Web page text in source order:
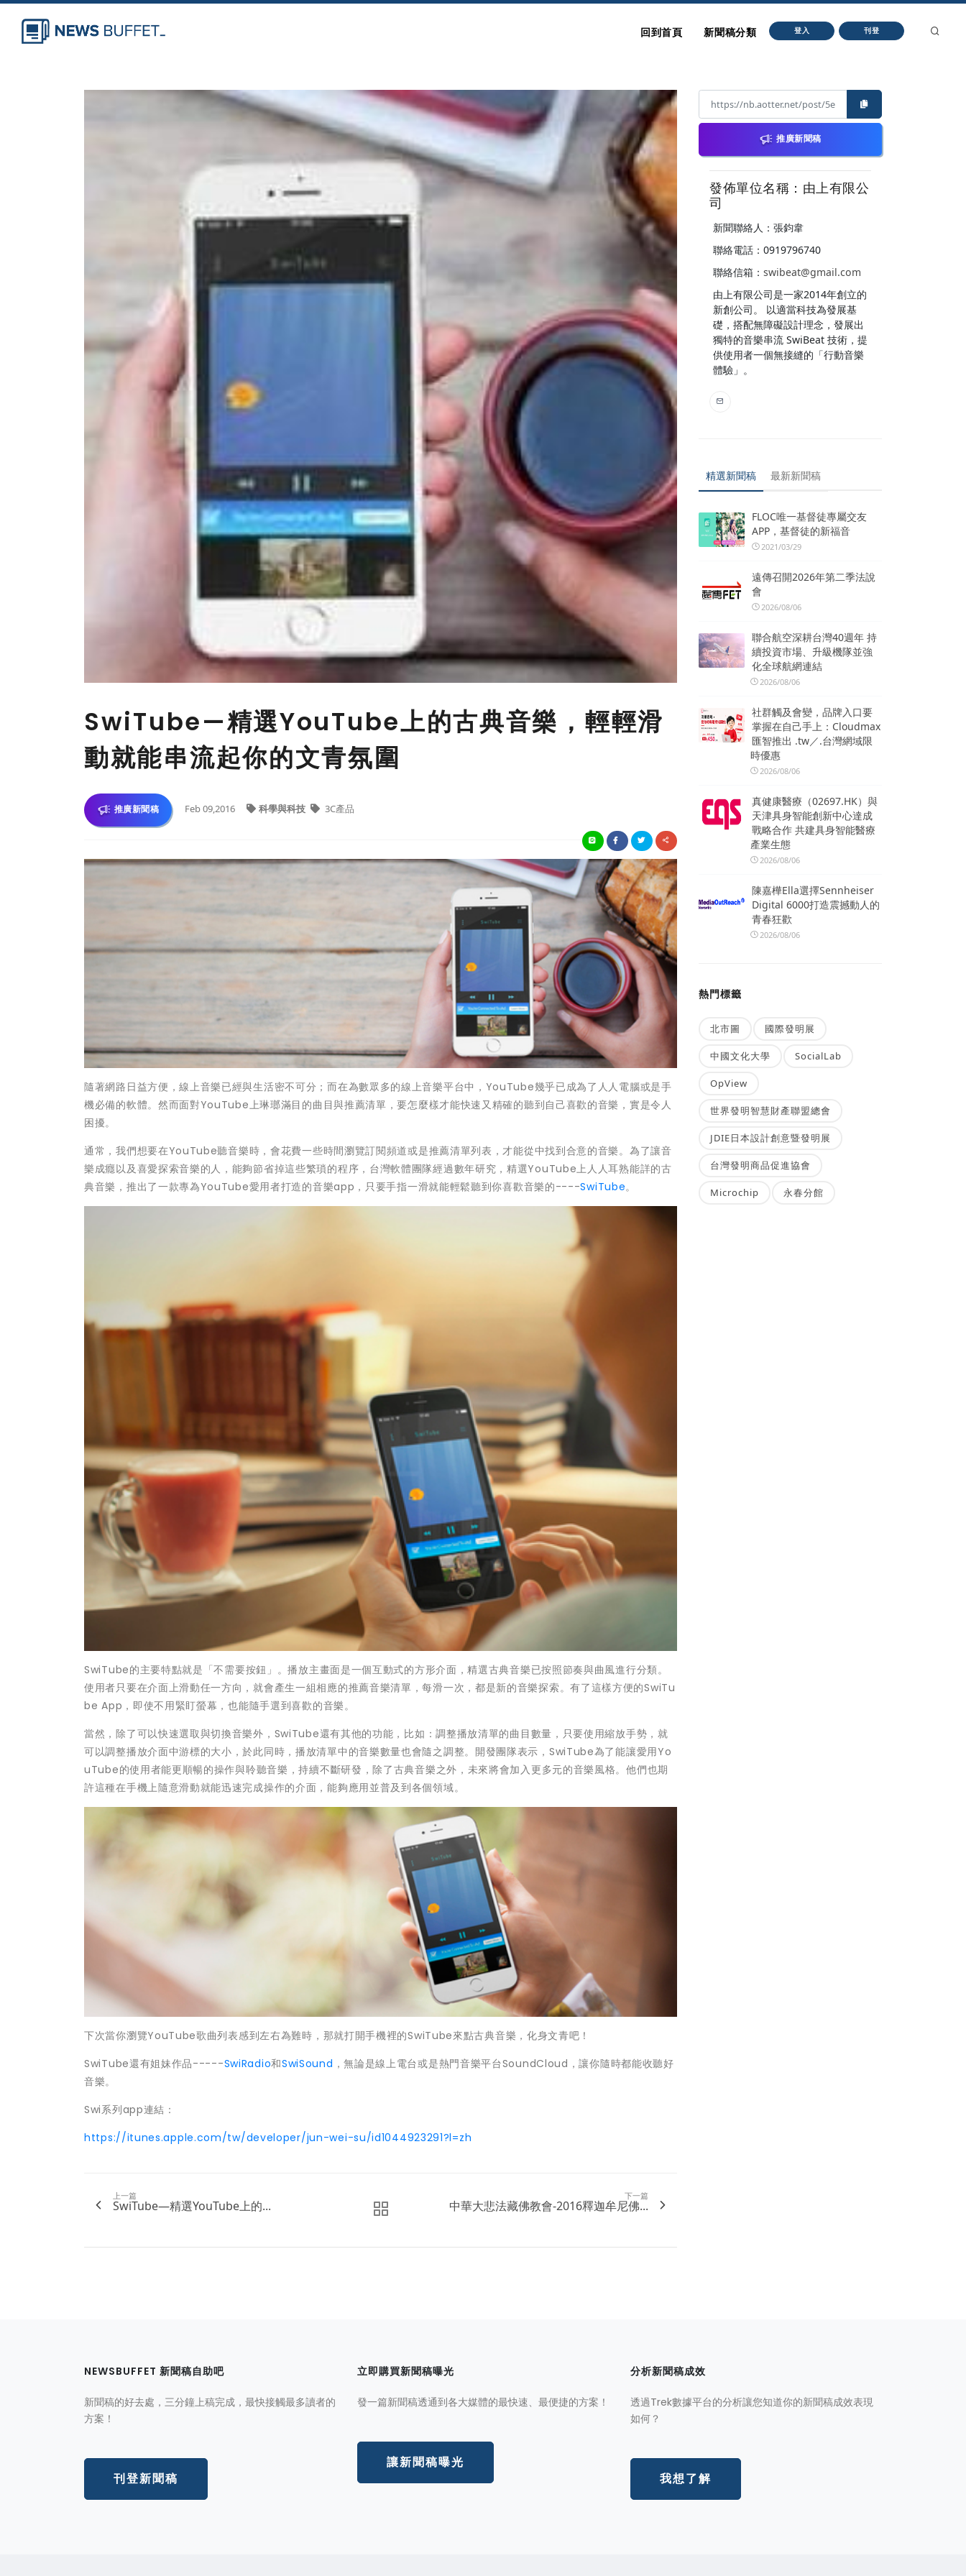
回到首頁 新聞稿分類 登入 刊登
SwiTube—精選YouTube上的古典音樂，輕輕滑
動就能串流起你的文青氛圍
推廣新聞稿 Feb 09,2016 科學與科技 3C產品
隨著網路日益方便，線上音樂已經與生活密不可分；而在為數眾多的線上音樂平台中，YouTube幾乎已成為了人人電腦或是手
機必備的軟體。然而面對YouTube上琳瑯滿目的曲目與推薦清單，要怎麼樣才能快速又精確的聽到自己喜歡的音樂，實是令人
困擾。
通常，我們想要在YouTube聽音樂時，會花費一些時間瀏覽訂閱頻道或是推薦清單列表，才能從中找到合意的音樂。為了讓音
樂成癮以及喜愛探索音樂的人，能夠節省掉這些繁瑣的程序，台灣軟體團隊經過數年研究，精選YouTube上人人耳熟能詳的古
典音樂，推出了一款專為YouTube愛用者打造的音樂app，只要手指一滑就能輕鬆聽到你喜歡音樂的----SwiTube。
SwiTube的主要特點就是「不需要按鈕」。播放主畫面是一個互動式的方形介面，精選古典音樂已按照節奏與曲風進行分類。
使用者只要在介面上滑動任一方向，就會產生一組相應的推薦音樂清單，每滑一次，都是新的音樂探索。有了這樣方便的SwiTu
be App，即使不用緊盯螢幕，也能隨手選到喜歡的音樂。
當然，除了可以快速選取與切換音樂外，SwiTube還有其他的功能，比如：調整播放清單的曲目數量，只要使用縮放手勢，就
可以調整播放介面中游標的大小，於此同時，播放清單中的音樂數量也會隨之調整。開發團隊表示，SwiTube為了能讓愛用Yo
uTube的使用者能更順暢的操作與聆聽音樂，持續不斷研發，除了古典音樂之外，未來將會加入更多元的音樂風格。他們也期
許這種在手機上隨意滑動就能迅速完成操作的介面，能夠應用並普及到各個領域。
下次當你瀏覽YouTube歌曲列表感到左右為難時，那就打開手機裡的SwiTube來點古典音樂，化身文青吧！
SwiTube還有姐妹作品-----SwiRadio和SwiSound ，無論是線上電台或是熱門音樂平台SoundCloud，讓你隨時都能收聽好
音樂。
Swi系列app連結：
https://itunes.apple.com/tw/developer/jun-wei-su/id1044923291?l=zh
上一篇
SwiTube—精選YouTube上的...
下一篇
中華大悲法藏佛教會-2016釋迦牟尼佛...
推廣新聞稿
發佈單位名稱：由上有限公
司
新聞聯絡人：張鈞韋
聯絡電話：0919796740
聯絡信箱： swibeat@gmail.com
由上有限公司是一家2014年創立的
新創公司。 以適當科技為發展基
礎，搭配無障礙設計理念，發展出
獨特的音樂串流 SwiBeat 技術，提
供使用者一個無接縫的「行動音樂
體驗」。
精選新聞稿 最新新聞稿
FLOC唯一基督徒專屬交友
APP，基督徒的新福音
2021/03/29
遠傳召開2026年第二季法說
會
2026/08/06
聯合航空深耕台灣40週年 持
續投資市場、升級機隊並強
化全球航網連結
2026/08/06
社群觸及會變，品牌入口要
掌握在自己手上：Cloudmax
匯智推出 .tw／.台灣網域限
時優惠
2026/08/06
真健康醫療（02697.HK）與
天津具身智能創新中心達成
戰略合作 共建具身智能醫療
產業生態
2026/08/06
陳嘉樺Ella選擇Sennheiser
Digital 6000打造震撼動人的
青春狂歡
2026/08/06
熱門標籤
北市圖 國際發明展
中國文化大學 SocialLab
OpView
世界發明智慧財產聯盟總會
JDIE日本設計創意暨發明展
台灣發明商品促進協會
Microchip 永春分館
NEWSBUFFET 新聞稿自助吧
新聞稿的好去處，三分鐘上稿完成，最快接觸最多讀者的
方案！
刊登新聞稿
立即購買新聞稿曝光
發一篇新聞稿透通到各大媒體的最快速、最便捷的方案！
讓新聞稿曝光
分析新聞稿成效
透過Trek數據平台的分析讓您知道你的新聞稿成效表現
如何？
我想了解